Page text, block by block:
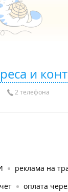
и
2 телефона
реклама на
оплата